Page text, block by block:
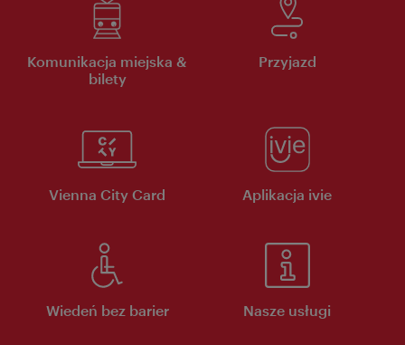
Komunikacja miejska &
bilety
Przyjazd
Vienna City Card Aplikacja ivie
Wiedeń bez barier Nasze usługi